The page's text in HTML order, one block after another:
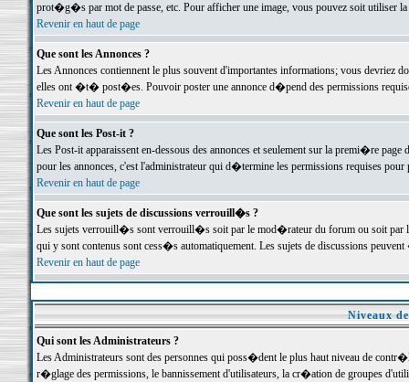
prot�g�s par mot de passe, etc. Pour afficher une image, vous pouvez soit
Revenir en haut de page
Que sont les Annonces ?
Les Annonces contiennent le plus souvent d'importantes informations; vous devriez
elles ont �t� post�es. Pouvoir poster une annonce d�pend des permissions
Revenir en haut de page
Que sont les Post-it ?
Les Post-it apparaissent en-dessous des annonces et seulement sur la premi�re
pour les annonces, c'est l'administrateur qui d�termine les permissions requises pour
Revenir en haut de page
Que sont les sujets de discussions verrouill�s ?
Les sujets verrouill�s sont verrouill�s soit par le mod�rateur du forum ou soit par
qui y sont contenus sont cess�s automatiquement. Les sujets de discussions
Revenir en haut de page
Niveaux
Qui sont les Administrateurs ?
Les Administrateurs sont des personnes qui poss�dent le plus haut niveau de
r�glage des permissions, le bannissement d'utilisateurs, la cr�ation de groupes